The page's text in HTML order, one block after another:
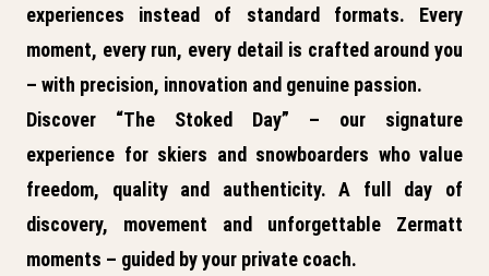
experiences instead of standard formats. Every
moment, every run, every detail is crafted around you
– with precision, innovation and genuine passion.
Discover “The Stoked Day” – our signature
experience for skiers and snowboarders who value
freedom, quality and authenticity. A full day of
discovery, movement and unforgettable Zermatt
moments – guided by your private coach.